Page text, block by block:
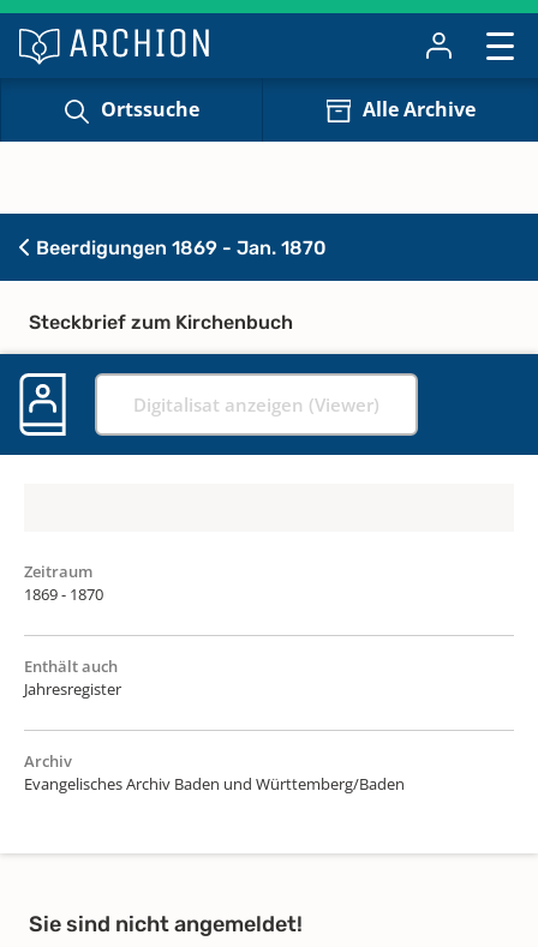
Ortssuche Alle Archive
Beerdigungen 1869 - Jan. 1870
Steckbrief zum Kirchenbuch
Digitalisat anzeigen (Viewer)
Zeitraum
1869 - 1870
Enthält auch
Jahresregister
Archiv
Evangelisches Archiv Baden und Württemberg/Baden
Sie sind nicht angemeldet!